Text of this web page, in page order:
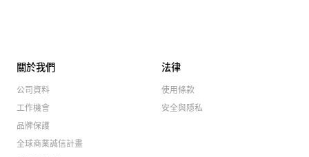
關於我們
公司資料
工作機會
品牌保護
全球商業誠信計畫
法律
使用條款
安全與隱私